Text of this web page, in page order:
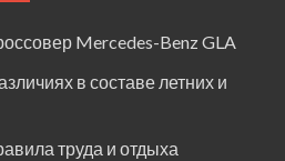
Mercedes-Benz GLA
в составе летних и
труда и отдыха